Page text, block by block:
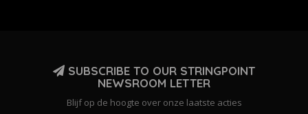
SUBSCRIBE TO OUR STRINGPOINT
NEWSROOM LETTER
Blijf op de hoogte over onze laatste acties